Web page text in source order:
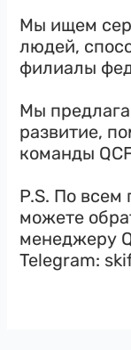
Мы ищем
людей,
филиалы
Мы
развитие,
команды
P.S. По
можете
менеджеру
Telegram: